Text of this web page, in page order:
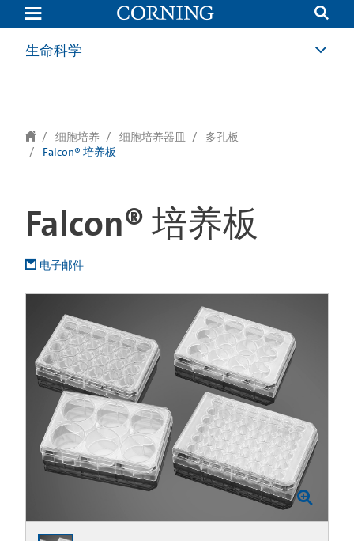
text.skipToContent
text.skipToNavigation
生命科学
细胞培养 细胞培养器皿
多孔板
Falcon® 培养板
Falcon® 培养板
电子邮件